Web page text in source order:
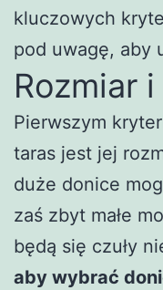
kluczowych
pod uwagę, aby
Rozmiar
Pierwszym
taras jest jej
duże donice
zaś zbyt małe
będą się czuły
aby wybrać